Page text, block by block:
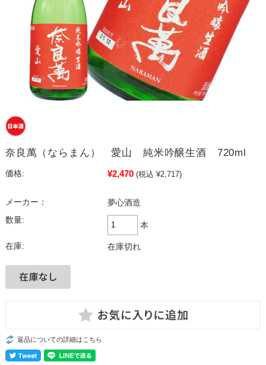
奈良萬（ならまん） 愛山 純米吟醸生酒 720ml
価格: ¥2,470 (税込 ¥2,717)
メーカー：
夢心酒造
数量:
本
在庫: 在庫切れ
返品についての詳細はこちら